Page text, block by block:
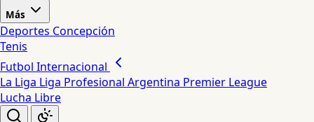
Más
Deportes Concepción
Tenis
Futbol Internacional
La Liga Liga Profesional Argentina Premier League
Lucha Libre